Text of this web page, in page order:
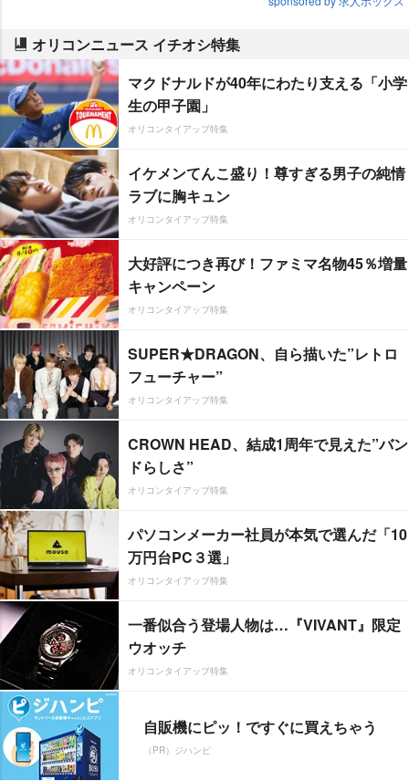
オリコンニュース イチオシ特集
マクドナルドが40年にわたり支える「小学
生の甲子園」
オリコンタイアップ特集
イケメンてんこ盛り！尊すぎる男子の純情
ラブに胸キュン
オリコンタイアップ特集
大好評につき再び！ファミマ名物45％増量
キャンペーン
オリコンタイアップ特集
SUPER★DRAGON、自ら描いた”レトロ
フューチャー”
オリコンタイアップ特集
CROWN HEAD、結成1周年で見えた”バン
ドらしさ”
オリコンタイアップ特集
パソコンメーカー社員が本気で選んだ「10
万円台PC３選」
オリコンタイアップ特集
一番似合う登場人物は…『VIVANT』限定
ウオッチ
オリコンタイアップ特集
自販機にピッ！ですぐに買えちゃう
（PR）ジハンピ